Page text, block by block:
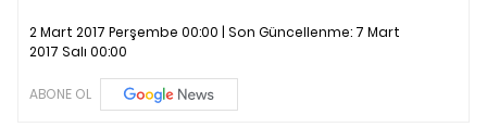
2 Mart 2017 Perşembe 00:00 | Son Güncellenme: 7 Mart
2017 Salı 00:00
ABONE OL